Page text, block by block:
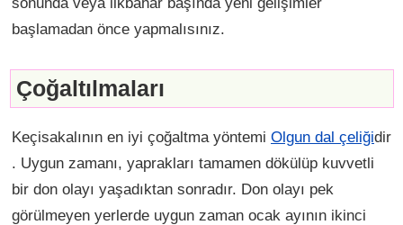
başlamadan önce yapmalısınız.
Çoğaltılmaları
Keçisakalının en iyi çoğaltma yöntemi Olgun dal çeliğidir
. Uygun zamanı, yaprakları tamamen dökülüp kuvvetli
bir don olayı yaşadıktan sonradır. Don olayı pek
görülmeyen yerlerde uygun zaman ocak ayının ikinci